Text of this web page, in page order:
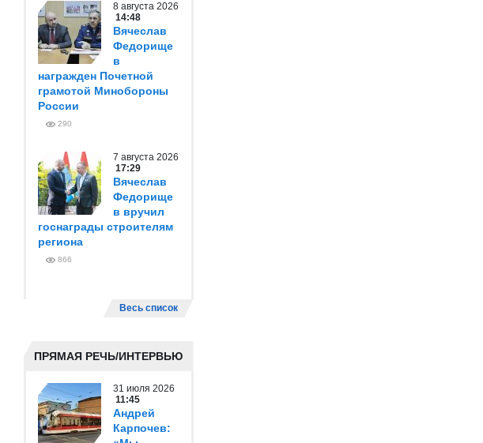
8 августа 2026
14:48
Вячеслав
Федорище
в
награжден Почетной
грамотой Минобороны
России
290
7 августа 2026
17:29
Вячеслав
Федорище
в вручил
госнаграды строителям
региона
866
Весь список
ПРЯМАЯ РЕЧЬ/ИНТЕРВЬЮ
31 июля 2026
11:45
Андрей
Карпочев: